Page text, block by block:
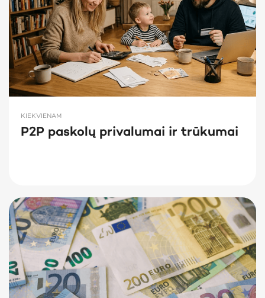
KIEKVIENAM
P2P paskolų privalumai ir trūkumai